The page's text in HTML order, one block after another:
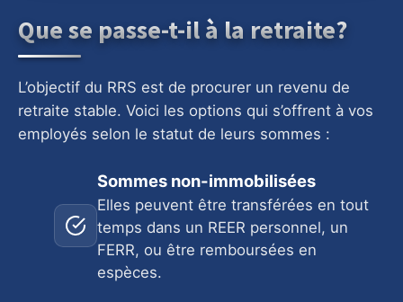
Que se passe-t-il à la retraite?
L’objectif du RRS est de procurer un revenu de
retraite stable. Voici les options qui s’offrent à vos
employés selon le statut de leurs sommes :
Sommes non-immobilisées
Elles peuvent être transférées en tout
temps dans un REER personnel, un
FERR, ou être remboursées en
espèces.